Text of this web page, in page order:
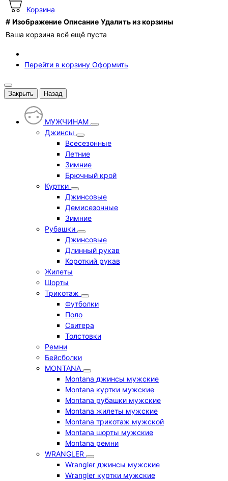
Корзина
# Изображение Описание Удалить из корзины
Ваша корзина всё ещё пуста
Перейти в корзину Оформить
Закрыть Назад
МУЖЧИНАМ
Джинсы
Всесезонные
Летние
Зимние
Брючный крой
Куртки
Джинсовые
Демисезонные
Зимние
Рубашки
Джинсовые
Длинный рукав
Короткий рукав
Жилеты
Шорты
Трикотаж
Футболки
Поло
Свитера
Толстовки
Ремни
Бейсболки
MONTANA
Montana джинсы мужские
Montana куртки мужские
Montana рубашки мужские
Montana жилеты мужские
Montana трикотаж мужской
Montana шорты мужские
Montana ремни
WRANGLER
Wrangler джинсы мужские
Wrangler куртки мужские